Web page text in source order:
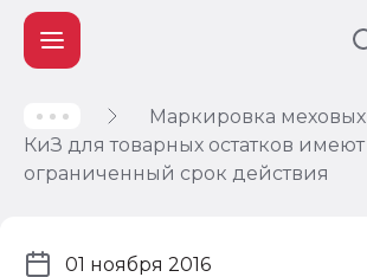
Маркировка
КиЗ для товарных остатков имеют
ограниченный срок действия
01 ноября 2016
Учет и
налогообложение